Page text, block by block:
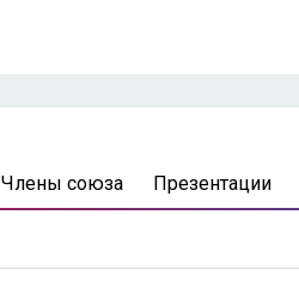
Члены союза Презентации